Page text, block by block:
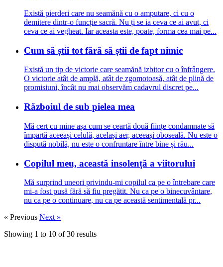
Există pierderi care nu seamănă cu o amputare, ci cu o
demitere dintr-o funcție sacră. Nu ți se ia ceva ce ai avut, ci
ceva ce ai vegheat. Iar aceasta este, poate, forma cea mai pe...
Cum să știi tot fără să știi de fapt nimic
Există un tip de victorie care seamănă izbitor cu o înfrângere.
O victorie atât de amplă, atât de zgomotoasă, atât de plină de
promisiuni, încât nu mai observăm cadavrul discret pe...
Războiul de sub pielea mea
Mă cert cu mine așa cum se ceartă două ființe condamnate să
împartă aceeași celulă, același aer, aceeași oboseală. Nu este o
dispută nobilă, nu este o confruntare între bine și rău...
Copilul meu, această insolență a viitorului
Mă surprind uneori privindu-mi copilul ca pe o întrebare care
mi-a fost pusă fără să fiu pregătit. Nu ca pe o binecuvântare,
nu ca pe o continuare, nu ca pe această sentimentală pr...
« Previous Next »
Showing 1 to 10 of30 results